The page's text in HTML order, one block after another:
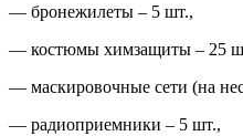
— бронежилеты – 5 шт.,
— костюмы химзащиты – 25
— маскировочные сети (на
— радиоприемники – 5 шт.,